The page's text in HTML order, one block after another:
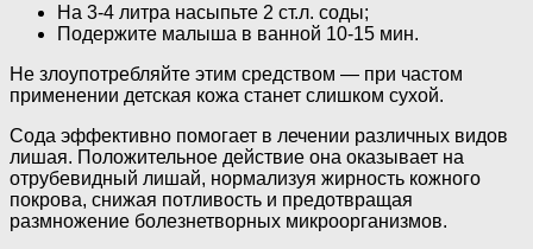
На 3-4 литра насыпьте 2 ст.л. соды;
Подержите малыша в ванной 10-15 мин.
Не злоупотребляйте этим средством — при частом
применении детская кожа станет слишком сухой.
Сода эффективно помогает в лечении различных видов
лишая. Положительное действие она оказывает на
отрубевидный лишай, нормализуя жирность кожного
покрова, снижая потливость и предотвращая
размножение болезнетворных микроорганизмов.